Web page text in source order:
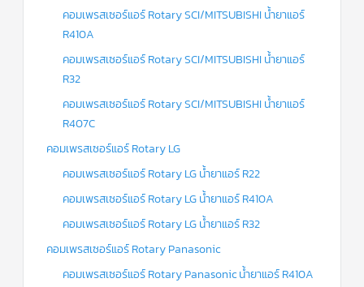
คอมเพรสเซอร์แอร์ Rotary SCI/MITSUBISHI น้ำยาแอร์
R410A
คอมเพรสเซอร์แอร์ Rotary SCI/MITSUBISHI น้ำยาแอร์
R32
คอมเพรสเซอร์แอร์ Rotary SCI/MITSUBISHI น้ำยาแอร์
R407C
คอมเพรสเซอร์แอร์ Rotary LG
คอมเพรสเซอร์แอร์ Rotary LG น้ำยาแอร์ R22
คอมเพรสเซอร์แอร์ Rotary LG น้ำยาแอร์ R410A
คอมเพรสเซอร์แอร์ Rotary LG น้ำยาแอร์ R32
คอมเพรสเซอร์แอร์ Rotary Panasonic
คอมเพรสเซอร์แอร์ Rotary Panasonic น้ำยาแอร์ R410A